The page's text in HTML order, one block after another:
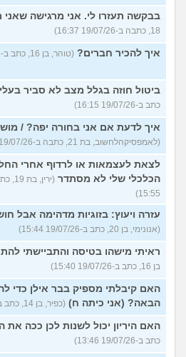
בבקשה תעזרו לי. אני מרגישה
18, כתבה ב-19/07/26 16:37)
איך להכיר חברים? (טוהר, בן 16, כתב ב-19/07/26 16:26)
ביטול חוזה בגלל מצב לא סביר
כתב ב-19/07/26 16:15)
איך לדעת אם אני בחורה יפה? /
(לאמפסיקהלחשוב, בת 21, כתבה ב-19/07/26 16:04)
לצאת לעצמאות או לרדוף אחרי
הכלכלי שלי לא מסתדר
15:55)
עזרה ויעוץ: בזוגיות מדהימה אבל
(אנונימי, בן 20, כתב ב-19/07/26 15:44)
ראיתי מישהו בטיסה והתביישתי
בן 16, כתב ב-19/07/26 15:40)
האם קיבלתי מספיק בבר אילן כדי
הבאה? (אני כיתה ח) (כפיר, בן 14, כתב ב-19/07/26 13:57)
האם היריון יכול לשנות לכן ככה את
כתב ב-19/07/26 13:46)